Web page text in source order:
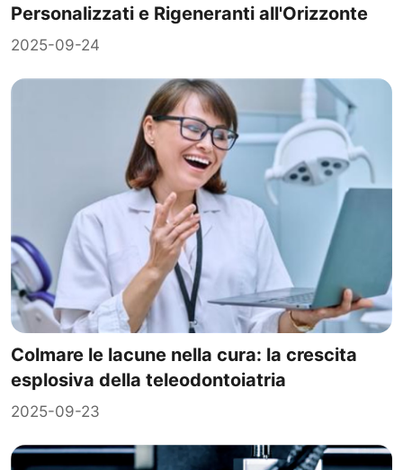
Personalizzati e Rigeneranti all'Orizzonte
2025-09-24
Colmare le lacune nella cura: la crescita
esplosiva della teleodontoiatria
2025-09-23